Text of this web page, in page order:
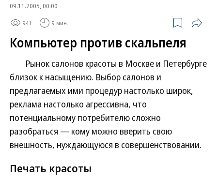
09.11.2005, 00:00
941 9 мин.
Компьютер против скальпеля
Рынок салонов красоты в Москве и Петербурге
близок к насыщению. Выбор салонов и
предлагаемых ими процедур настолько широк,
реклама настолько агрессивна, что
потенциальному потребителю сложно
разобраться — кому можно вверить свою
внешность, нуждающуюся в совершенствовании.
Печать красоты